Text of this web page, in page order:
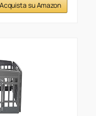
su Amazon